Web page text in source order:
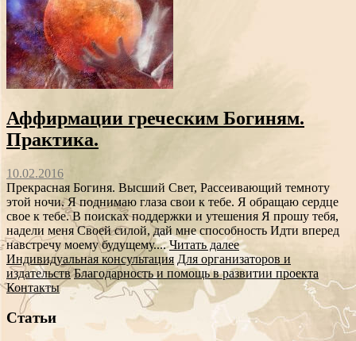
Аффирмации греческим Богиням.
Практика.
10.02.2016
Прекрасная Богиня. Высший Свет, Рассеивающий темноту
этой ночи. Я поднимаю глаза свои к тебе. Я обращаю сердце
свое к тебе. В поисках поддержки и утешения Я прошу тебя,
надели меня Своей силой, дай мне способность Идти вперед
навстречу моему будущему....Читать далее
Индивидуальная консультация Для организаторов и
издательств Благодарность и помощь в развитии проекта
Контакты
Статьи